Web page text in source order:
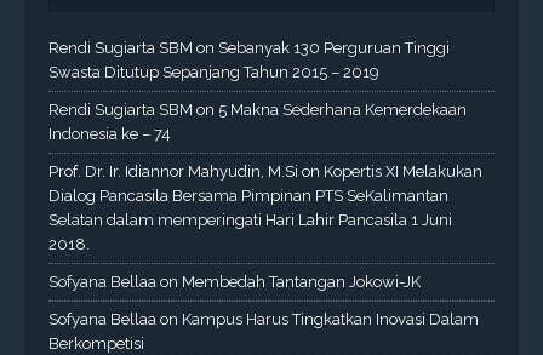
Rendi Sugiarta SBM on Sebanyak 130 Perguruan Tinggi
Swasta Ditutup Sepanjang Tahun 2015 – 2019
Rendi Sugiarta SBM on 5 Makna Sederhana Kemerdekaan
Indonesia ke – 74
Prof. Dr. Ir. Idiannor Mahyudin, M.Si on Kopertis XI Melakukan
Dialog Pancasila Bersama Pimpinan PTS SeKalimantan
Selatan dalam memperingati Hari Lahir Pancasila 1 Juni
2018.
Sofyana Bellaa on Membedah Tantangan Jokowi-JK
Sofyana Bellaa on Kampus Harus Tingkatkan Inovasi Dalam
Berkompetisi